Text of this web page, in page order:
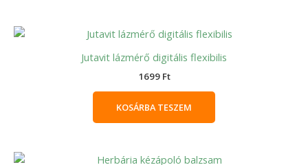
Jutavit lázmérő digitális flexibilis
1699 Ft
KOSÁRBA TESZEM